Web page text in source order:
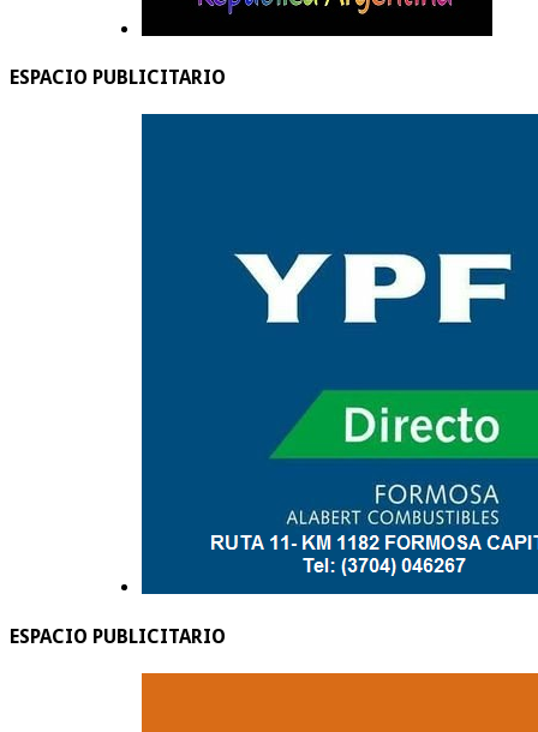
ESPACIO PUBLICITARIO
ESPACIO PUBLICITARIO